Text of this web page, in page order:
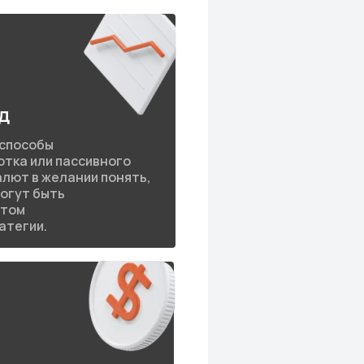
или пассивного
в желании понять,
быть